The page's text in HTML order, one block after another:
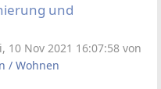
und
10 Nov 2021 16:07:58 von
/ Wohnen